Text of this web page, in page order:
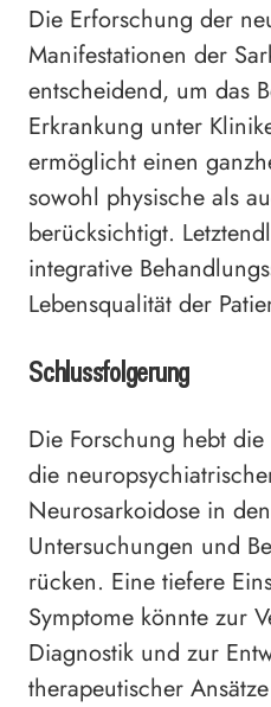
Die Erforschung der
Manifestationen der
entscheidend, um das
Erkrankung unter
ermöglicht einen
sowohl physische als
berücksichtigt.
integrative
Lebensqualität der
Schlussfolgerung
Die Forschung hebt
die
Neurosarkoidose in
Untersuchungen und
rücken. Eine tiefere
Symptome könnte zur
Diagnostik und zur
therapeutischer